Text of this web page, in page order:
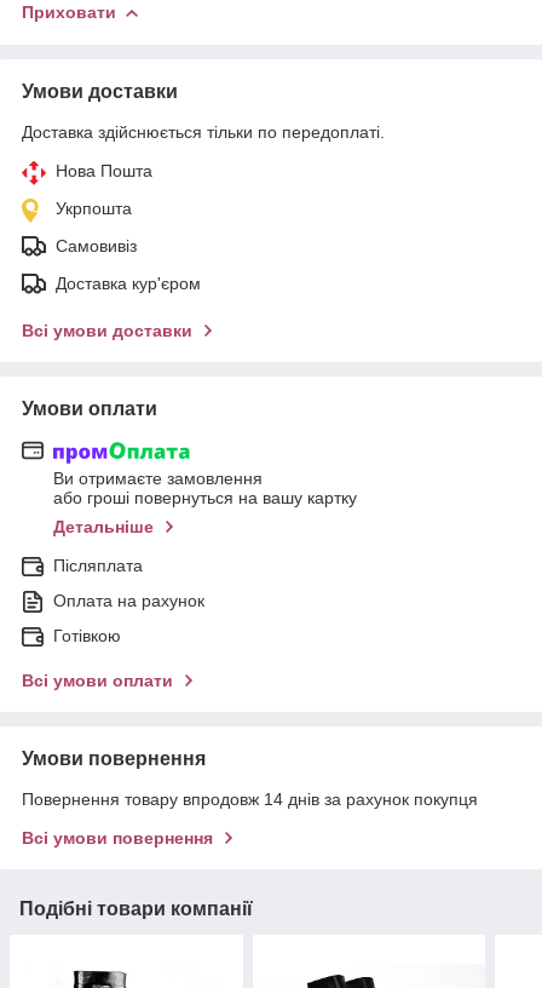
Приховати
Умови доставки
Доставка здійснюється тільки по передоплаті.
Нова Пошта
Укрпошта
Самовивіз
Доставка кур'єром
Всі умови доставки
Умови оплати
Ви отримаєте замовлення
або гроші повернуться на вашу картку
Детальніше
Післяплата
Оплата на рахунок
Готівкою
Всі умови оплати
Умови повернення
Повернення товару впродовж 14 днів за рахунок покупця
Всі умови повернення
Подібні товари компанії